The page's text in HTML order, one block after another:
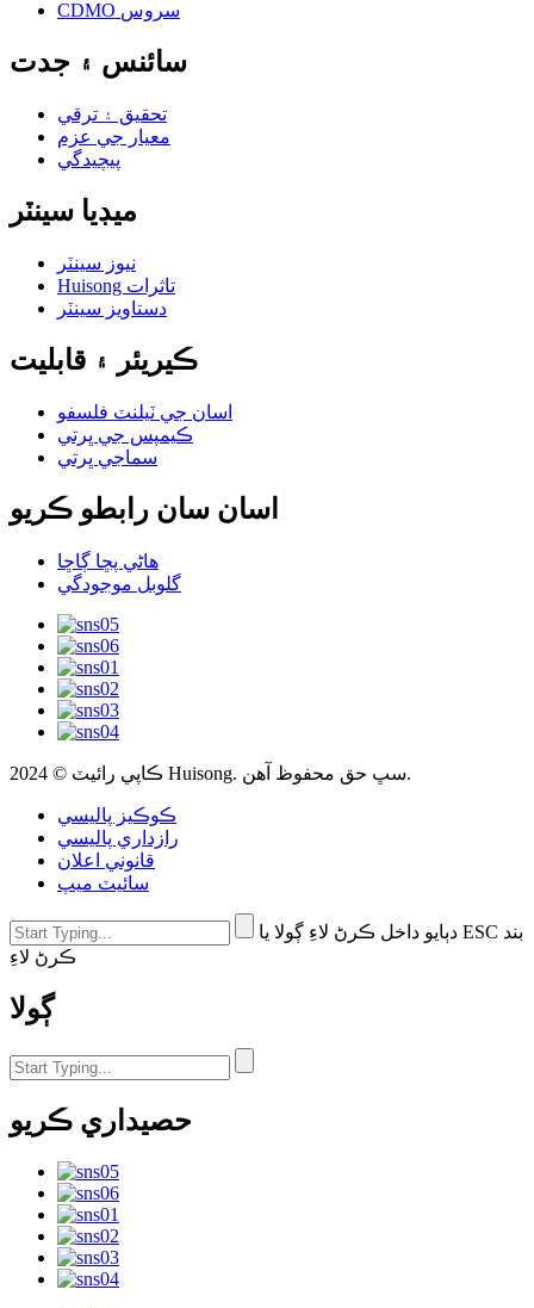
CDMO سروس
سائنس ۽ جدت
تحقيق ۽ ترقي
معيار جي عزم
پيچيدگي
ميڊيا سينٽر
نيوز سينٽر
Huisong تاثرات
دستاويز سينٽر
ڪيريئر ۽ قابليت
اسان جي ٽيلنٽ فلسفو
ڪيمپس جي ڀرتي
سماجي ڀرتي
اسان سان رابطو ڪريو
هاڻي پڇا ڳاڇا
گلوبل موجودگي
ڪاپي رائيٽ © 2024 Huisong. سڀ حق محفوظ آهن.
ڪوڪيز پاليسي
رازداري پاليسي
قانوني اعلان
سائيٽ ميپ
دٻايو داخل ڪرڻ لاءِ ڳولا يا ESC بند
ڪرڻ لاءِ
ڳولا
حصيداري ڪريو